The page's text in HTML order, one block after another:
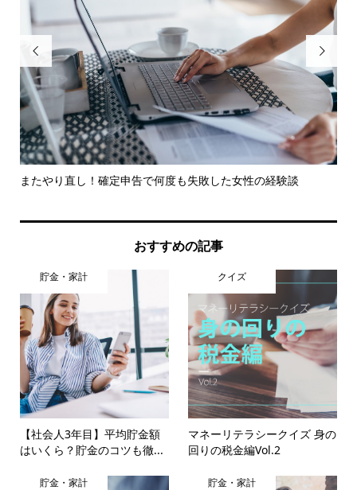

またやり直し！確定申告で何度も失敗した女性の経験談

おすすめの記事
貯金・家計
【社会人3年目】平均貯金額
はいくら？貯金のコツも徹...
クイズ
マネーリテラシークイズ 身の
回りの税金編Vol.2
貯金・家計 貯金・家計